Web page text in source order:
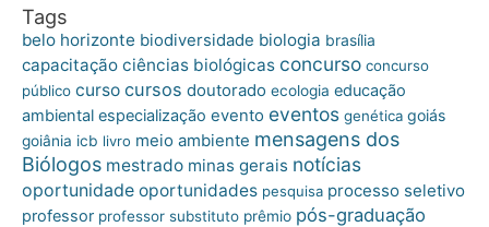
Tags
belo horizonte biodiversidade biologia brasília
capacitação ciências biológicas concurso concurso
público curso cursos doutorado ecologia educação
ambiental especialização evento eventos genética goiás
goiânia icb livro meio ambiente mensagens dos
Biólogos mestrado minas gerais notícias
oportunidade oportunidades pesquisa processo seletivo
professor professor substituto prêmio pós-graduação